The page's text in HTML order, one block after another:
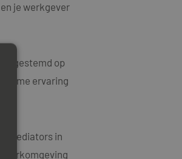
je werkgever
afgestemd op
ruime ervaring
Mediators in
werkomgeving